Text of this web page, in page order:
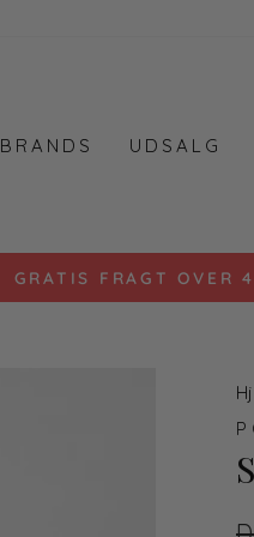
BRANDS UDSALG
GRATIS FRAGT OVER